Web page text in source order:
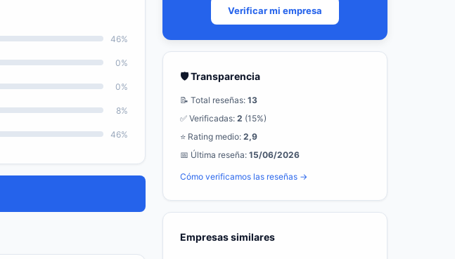
46%
0%
0%
8%
46%
Verificar mi empresa
🛡️ Transparencia
📝 Total reseñas: 13
✅ Verificadas: 2 (15%)
⭐ Rating medio: 2,9
📅 Última reseña: 15/06/2026
Cómo verificamos las reseñas →
Empresas similares